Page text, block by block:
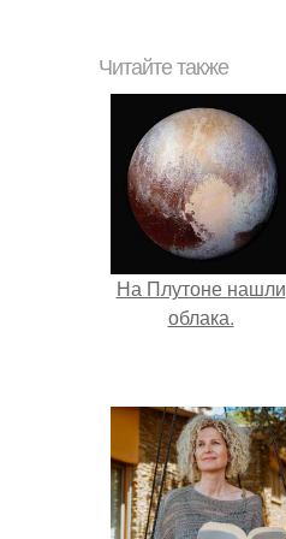
Читайте также
На Плутоне нашли
облака.